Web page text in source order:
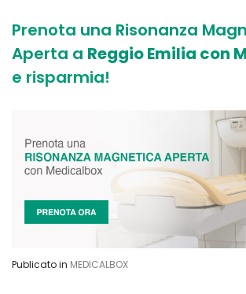
Prenota una Risonanza
Aperta a Reggio Emilia con
e risparmia!
Publicato in MEDICALBOX